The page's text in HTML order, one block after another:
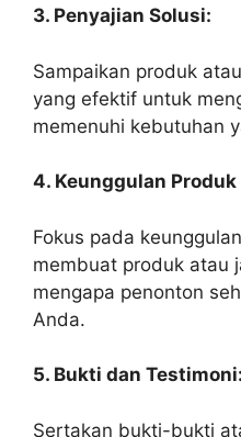
3. Penyajian Solusi:
Sampaikan produk
yang efektif untuk
memenuhi kebutuhan
4. Keunggulan Produk
Fokus pada
membuat produk atau
mengapa penonton
Anda.
5. Bukti dan Testimoni:
Sertakan bukti-bukti